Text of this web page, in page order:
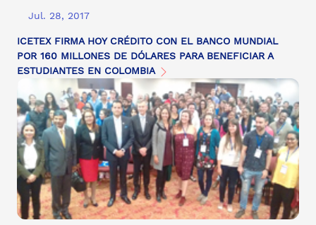
Jul. 28, 2017
ICETEX FIRMA HOY CRÉDITO CON EL BANCO MUNDIAL
POR 160 MILLONES DE DÓLARES PARA BENEFICIAR A
ESTUDIANTES EN COLOMBIA